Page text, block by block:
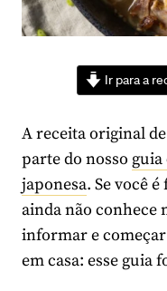
Ir para a
A receita original
parte do nosso
japonesa. Se você
ainda não conhece
informar e
em casa: esse guia